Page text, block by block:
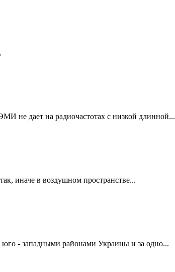
не дает на радиочастотах с низкой длинной...
иначе в воздушном пространстве...
- западными районами Украины и за одно...